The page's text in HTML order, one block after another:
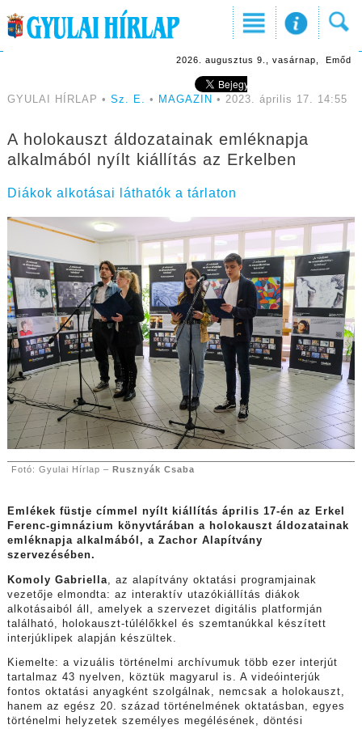
2026. augusztus 9., vasárnap, Emőd
GYULAI HÍRLAP • Sz. E. • MAGAZIN • 2023. április 17. 14:55
A holokauszt áldozatainak emléknapja
alkalmából nyílt kiállítás az Erkelben
Diákok alkotásai láthatók a tárlaton
Fotó: Gyulai Hírlap – Rusznyák Csaba
Emlékek füstje címmel nyílt kiállítás április 17-én az Erkel
Ferenc-gimnázium könyvtárában a holokauszt áldozatainak
emléknapja alkalmából, a Zachor Alapítvány
szervezésében.
Komoly Gabriella , az alapítvány oktatási programjainak
vezetője elmondta: az interaktív utazókiállítás diákok
alkotásaiból áll, amelyek a szervezet digitális platformján
található, holokauszt-túlélőkkel és szemtanúkkal készített
interjúklipek alapján készültek.
Kiemelte: a vizuális történelmi archívumuk több ezer interjút
tartalmaz 43 nyelven, köztük magyarul is. A videóinterjúk
fontos oktatási anyagként szolgálnak, nemcsak a holokauszt,
hanem az egész 20. század történelmének oktatásban, egyes
történelmi helyzetek személyes megélésének, döntési